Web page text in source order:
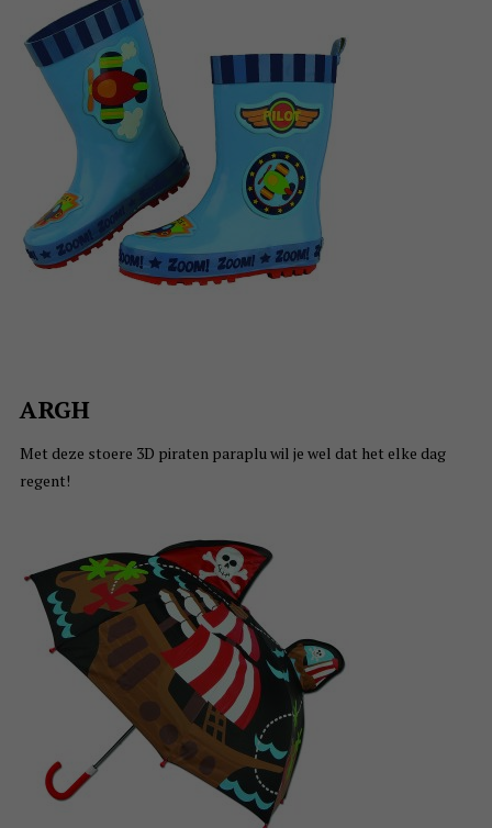
ARGH
Met deze stoere 3D piraten paraplu wil je wel dat het elke dag
regent!